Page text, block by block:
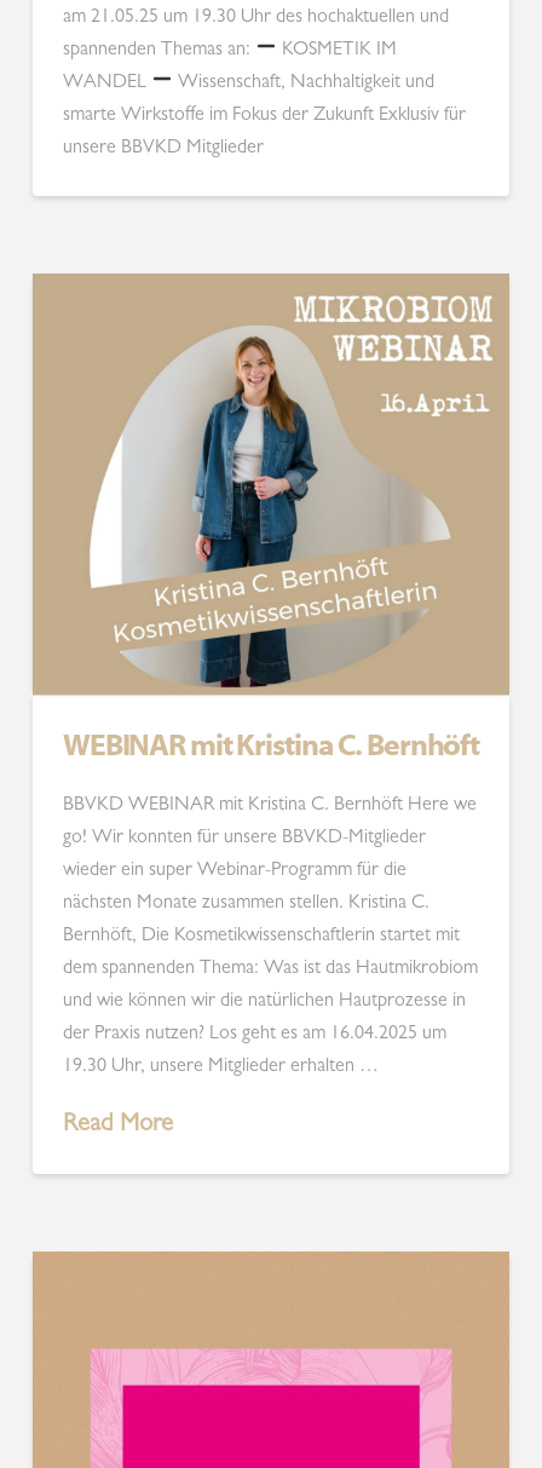
am 21.05.25 um 19.30 Uhr des hochaktuellen und
spannenden Themas an:
KOSMETIK IM
WANDEL
Wissenschaft, Nachhaltigkeit und
smarte Wirkstoffe im Fokus der Zukunft Exklusiv für
unsere BBVKD Mitglieder
WEBINAR mit Kristina C. Bernhöft
BBVKD WEBINAR mit Kristina C. Bernhöft Here we
go! Wir konnten für unsere BBVKD-Mitglieder
wieder ein super Webinar-Programm für die
nächsten Monate zusammen stellen. Kristina C.
Bernhöft, Die Kosmetikwissenschaftlerin startet mit
dem spannenden Thema: Was ist das Hautmikrobiom
und wie können wir die natürlichen Hautprozesse in
der Praxis nutzen? Los geht es am 16.04.2025 um
19.30 Uhr, unsere Mitglieder erhalten …
Read More